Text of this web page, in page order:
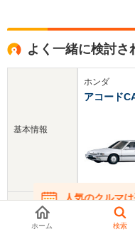
よく一緒に検討さ
基本情報
新車価格
ホンダ
アコード
146.2～
人気のクルマ
在庫が無くなる
ホーム 検索